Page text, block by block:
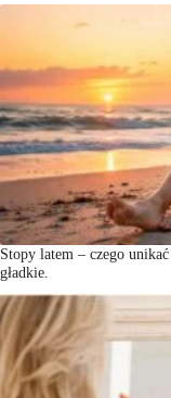
Stopy latem – czego
gładkie.